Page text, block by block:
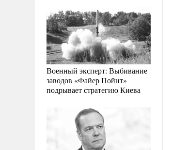
Военный эксперт: Выбивание
заводов «Файер Пойнт»
подрывает стратегию Киева